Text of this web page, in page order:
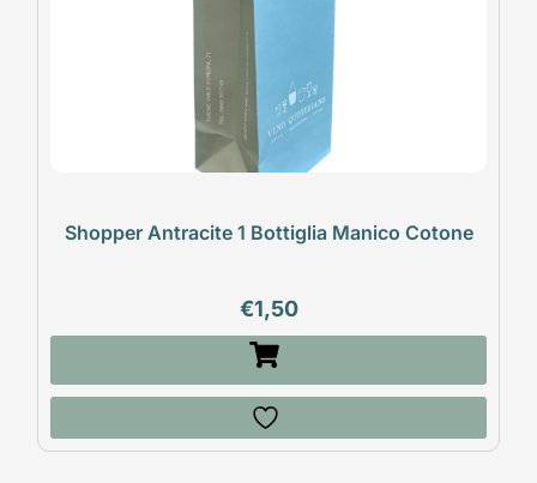
Shopper Antracite 1 Bottiglia Manico Cotone
€1,50